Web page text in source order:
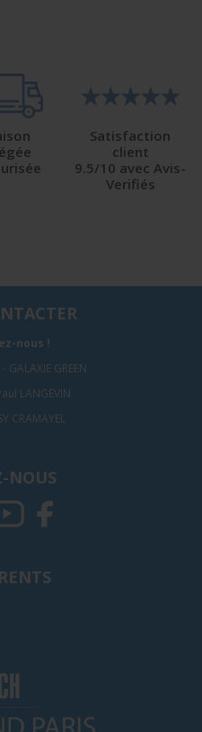
Satisfaction
client
9.5/10 avec Avis-
Verifiés
nous !
GALAXIE GREEN
LANGEVIN
CRAMAYEL
NOUS